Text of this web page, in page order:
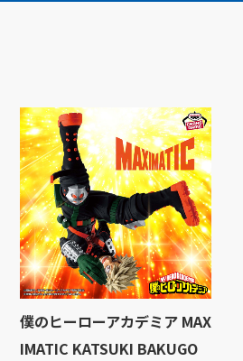
僕のヒーローアカデミア MAX
IMATIC KATSUKI BAKUGO